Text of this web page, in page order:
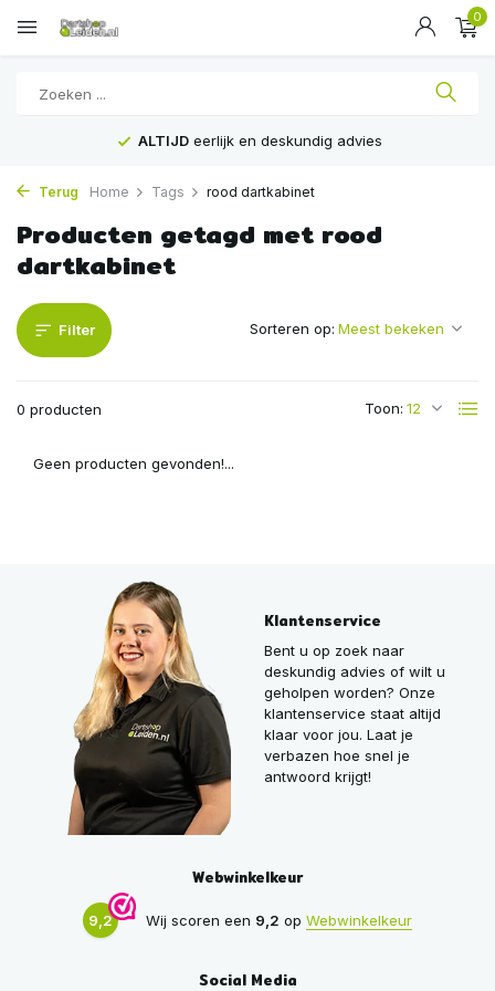
0
ALTIJD eerlijk en deskundig advies
Terug Home Tags rood dartkabinet
Producten getagd met rood
dartkabinet
Filter
0 producten Toon:
Sorteren op:
Geen producten gevonden!...
Klantenservice
Bent u op zoek naar
deskundig advies of wilt u
geholpen worden? Onze
klantenservice staat altijd
klaar voor jou. Laat je
verbazen hoe snel je
antwoord krijgt!
Webwinkelkeur
9,2 Wij scoren een 9,2 op Webwinkelkeur
Social Media